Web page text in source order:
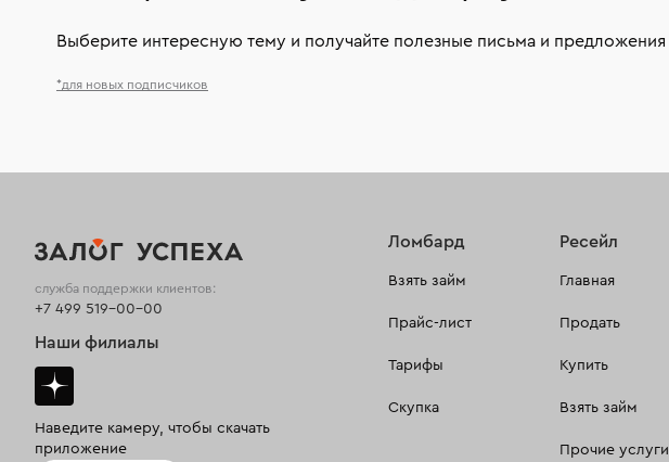
Выберите интересную тему и получайте полезные письма и предложения
*для новых подписчиков
Ломбард
Взять займ
Прайс-лист
Тарифы
Скупка
Ресейл
Главная
Продать
Купить
Взять займ
Прочие услуги
служба поддержки клиентов:
+7 499 519-00-00
Наши филиалы
Наведите камеру, чтобы скачать
приложение